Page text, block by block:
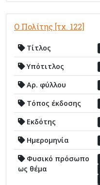
Ο Πολίτης [τχ. 122]
Τίτλος
Υπότιτλος
Αρ. φύλλου
Τόπος έκδοσης
Εκδότης
Ημερομηνία
Φυσικό πρόσωπο
ως θέμα